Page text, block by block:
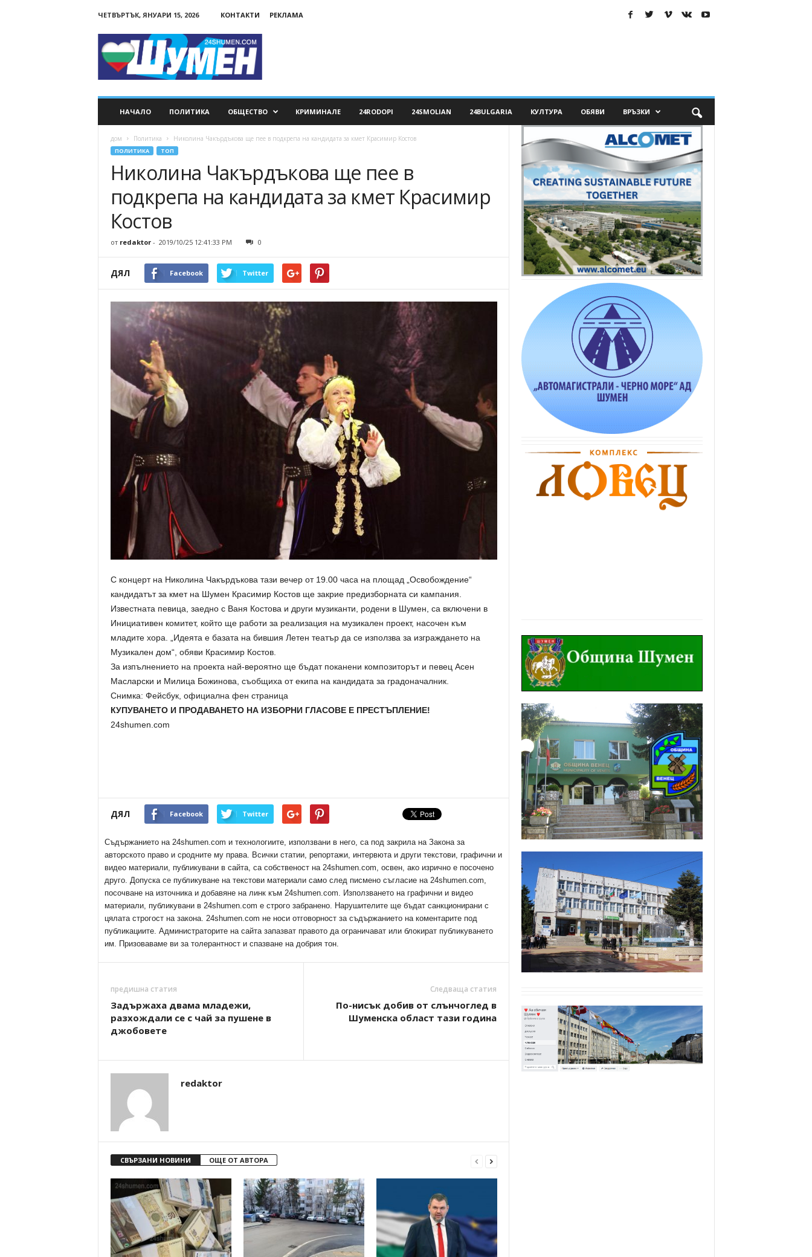
ЧЕТВЪРТЪК, ЯНУАРИ 15, 2026 КОНТАКТИ РЕКЛАМА
НАЧАЛО ПОЛИТИКА ОБЩЕСТВО КРИМИНАЛЕ 24RODOPI 24SMOLIAN 24BULGARIA КУЛТУРА ОБЯВИ ВРЪЗКИ
дом Политика Николина Чакърдъкова ще пее в подкрепа на кандидата за кмет Красимир Костов
ПОЛИТИКА ТОП
Николина Чакърдъкова ще пее в
подкрепа на кандидата за кмет Красимир
Костов
от redaktor- 2019/10/25 12:41:33 PM 0
ДЯЛ Facebook Twitter
С концерт на Николина Чакърдъкова тази вечер от 19.00 часа на площад „Освобождение“
кандидатът за кмет на Шумен Красимир Костов ще закрие предизборната си кампания.
Известната певица, заедно с Ваня Костова и други музиканти, родени в Шумен, са включени в
Инициативен комитет, който ще работи за реализация на музикален проект, насочен към
младите хора. „Идеята е базата на бившия Летен театър да се използва за изграждането на
Музикален дом“, обяви Красимир Костов.
За изпълнението на проекта най-вероятно ще бъдат поканени композиторът и певец Асен
Масларски и Милица Божинова, съобщиха от екипа на кандидата за градоначалник.
Снимка: Фейсбук, официална фен страница
КУПУВАНЕТО И ПРОДАВАНЕТО НА ИЗБОРНИ ГЛАСОВЕ Е ПРЕСТЪПЛЕНИЕ!
24shumen.com
ДЯЛ Facebook Twitter
Съдържанието на 24shumen.com и технологиите, използвани в него, са под закрила на Закона за
авторското право и сродните му права. Всички статии, репортажи, интервюта и други текстови, графични и
видео материали, публикувани в сайта, са собственост на 24shumen.com, освен, ако изрично е посочено
друго. Допуска се публикуване на текстови материали само след писмено съгласие на 24shumen.com,
посочване на източника и добавяне на линк към 24shumen.com. Използването на графични и видео
материали, публикувани в 24shumen.com е строго забранено. Нарушителите ще бъдат санкционирани с
цялата строгост на закона. 24shumen.com не носи отговорност за съдържанието на коментарите под
публикациите. Администраторите на сайта запазват правото да ограничават или блокират публикуването
им. Призоваваме ви за толерантност и спазване на добрия тон.
предишна статия
Задържаха двама младежи,
разхождали се с чай за пушене в
джобовете
Следваща статия
По-нисък добив от слънчоглед в
Шуменска област тази година
redaktor
СВЪРЗАНИ НОВИНИ ОЩЕ ОТ АВТОРА